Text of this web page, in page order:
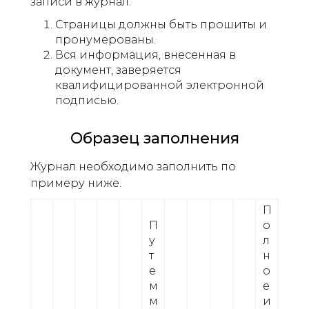
Страницы должны быть прошиты и
пронумерованы.
Вся информация, внесенная в
документ, заверяется
квалифицированной электронной
подписью.
Образец заполнения
Журнал необходимо заполнить по
примеру ниже.
П
у
т
е
м
м
П
о
л
н
о
е
и